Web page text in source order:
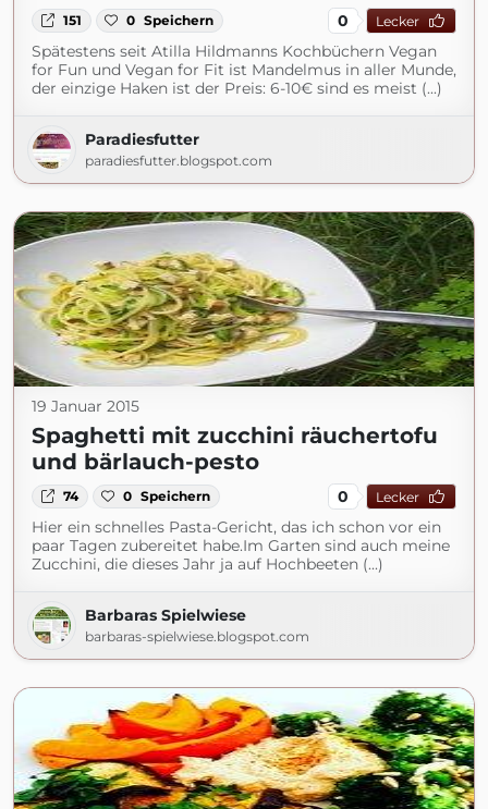
151 0 Speichern 0 Lecker
Spätestens seit Atilla Hildmanns Kochbüchern Vegan
for Fun und Vegan for Fit ist Mandelmus in aller Munde,
der einzige Haken ist der Preis: 6-10€ sind es meist (...)
Paradiesfutter
paradiesfutter.blogspot.com
19 Januar 2015
Spaghetti mit zucchini räuchertofu
und bärlauch-pesto
74 0 Speichern 0 Lecker
Hier ein schnelles Pasta-Gericht, das ich schon vor ein
paar Tagen zubereitet habe.Im Garten sind auch meine
Zucchini, die dieses Jahr ja auf Hochbeeten (...)
Barbaras Spielwiese
barbaras-spielwiese.blogspot.com